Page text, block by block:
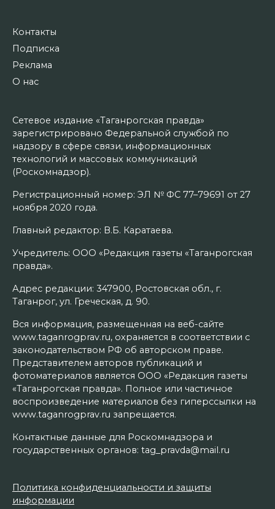
Контакты
Подписка
Реклама
О нас
Сетевое издание «Таганрогская правда»
зарегистрировано Федеральной службой по
надзору в сфере связи, информационных
технологий и массовых коммуникаций
(Роскомнадзор).
Регистрационный номер: ЭЛ № ФС 77–79691 от 27
ноября 2020 года.
Главный редактор: В.Б. Каратаева.
Учредитель: ООО «Редакция газеты «Таганрогская
правда».
Адрес редакции: 347900, Ростовская обл., г.
Таганрог, ул. Греческая, д. 90.
Вся информация, размещенная на веб-сайте
www.taganrogprav.ru, охраняется в соответствии с
законодательством РФ об авторском праве.
Представителем авторов публикаций и
фотоматериалов является ООО «Редакция газеты
«Таганрогская правда». Полное или частичное
воспроизведение материалов без гиперссылки на
www.taganrogprav.ru запрещается.
Контактные данные для Роскомнадзора и
государственных органов: tag_pravda@mail.ru
Политика конфиденциальности и защиты
информации